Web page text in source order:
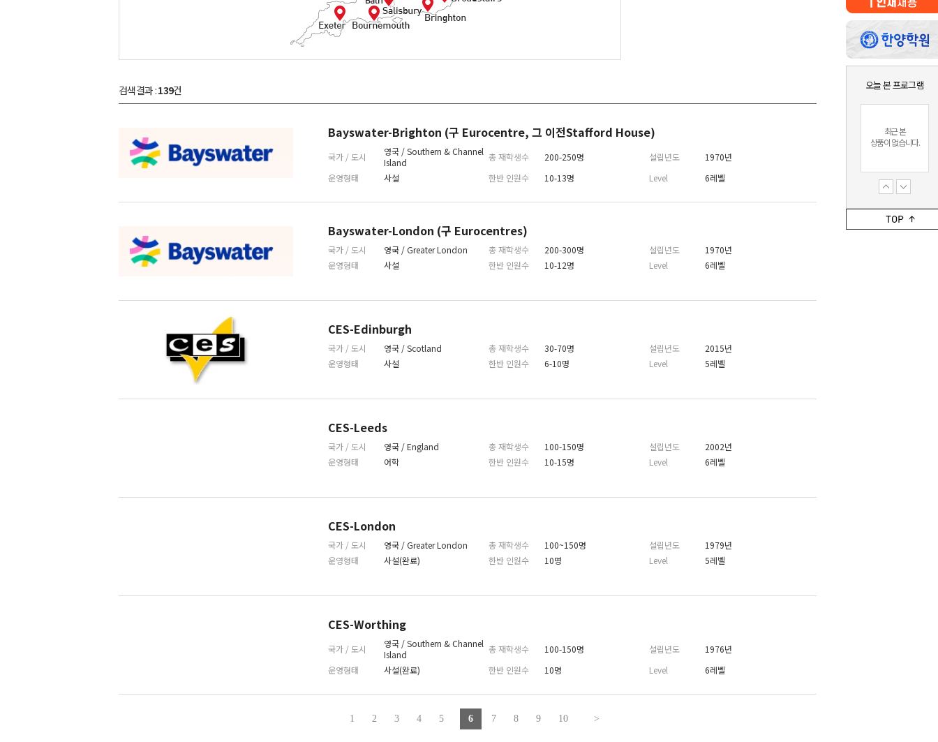
오늘 본 프로그램
상품이 없습니다.
최근 본
상품이 없습니다.
최근 본
상품이 없습니다.
검색결과 :139건
Bayswater-Brighton (구 Eurocentre, 그 이전Stafford House)
국가 / 도시
영국 / Southern & Channel
Island
총 재학생수 200-250명 설립년도
1970년
운영형태
사설 한반 인원수 10-13명 Level 6레벨
Bayswater-London (구 Eurocentres)
국가 / 도시 영국 / Greater London 총 재학생수 200-300명 설립년도
1970년
운영형태
사설 한반 인원수 10-12명 Level 6레벨
CES-Edinburgh
국가 / 도시 영국 / Scotland 총 재학생수 30-70명 설립년도
2015년
운영형태
사설 한반 인원수 6-10명 Level 5레벨
CES-Leeds
국가 / 도시 영국 / England 총 재학생수 100-150명 설립년도
2002년
운영형태
어학 한반 인원수 10-15명 Level 6레벨
CES-London
국가 / 도시 영국 / Greater London 총 재학생수 100~150명 설립년도
1979년
운영형태
사설(완료) 한반 인원수 10명 Level 5레벨
CES-Worthing
국가 / 도시
영국 / Southern & Channel
Island
총 재학생수 100-150명 설립년도
1976년
운영형태
사설(완료) 한반 인원수 10명 Level 6레벨
1 2 3 4 5 6 7 8 9 10 >